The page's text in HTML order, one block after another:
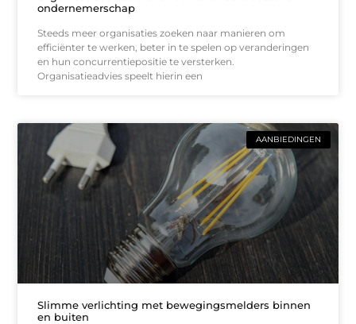
ondernemerschap
Steeds meer organisaties zoeken naar manieren om
efficiënter te werken, beter in te spelen op veranderingen
en hun concurrentiepositie te versterken.
Organisatieadvies speelt hierin een
AANBIEDINGEN
Slimme verlichting met bewegingsmelders binnen
en buiten